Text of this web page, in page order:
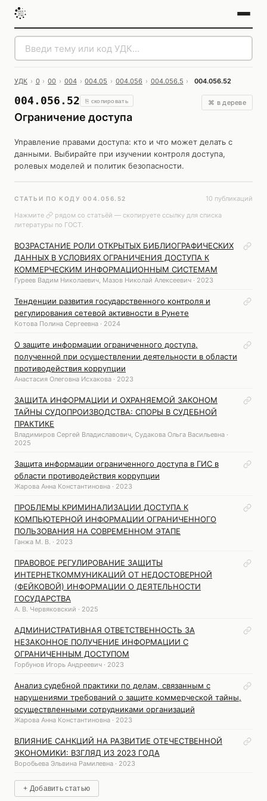
УДК › 0 › 00 › 004 › 004.05 › 004.056 › 004.056.5 › 004.056.52
004.056.52 ⎘ скопировать
Ограничение доступа
⌘ в дереве
Управление правами доступа: кто и что может делать с
данными. Выбирайте при изучении контроля доступа,
ролевых моделей и политик безопасности.
СТАТЬИ ПО КОДУ 004.056.52
10 публикаций
Нажмите
рядом со статьёй — скопируете ссылку для списка
литературы по ГОСТ.
ВОЗРАСТАНИЕ РОЛИ ОТКРЫТЫХ БИБЛИОГРАФИЧЕСКИХ
ДАННЫХ В УСЛОВИЯХ ОГРАНИЧЕНИЯ ДОСТУПА К
КОММЕРЧЕСКИМ ИНФОРМАЦИОННЫМ СИСТЕМАМ
Гуреев Вадим Николаевич, Мазов Николай Алексеевич · 2023
Тенденции развития государственного контроля и
регулирования сетевой активности в Рунете
Котова Полина Сергеевна · 2024
О защите информации ограниченного доступа,
полученной при осуществлении деятельности в области
противодействия коррупции
Анастасия Олеговна Исхакова · 2023
ЗАЩИТА ИНФОРМАЦИИ И ОХРАНЯЕМОЙ ЗАКОНОМ
ТАЙНЫ СУДОПРОИЗВОДСТВА: СПОРЫ В СУДЕБНОЙ
ПРАКТИКЕ
Владимиров Сергей Владиславович, Судакова Ольга Васильевна ·
2025
Защита информации ограниченного доступа в ГИС в
области противодействия коррупции
Жарова Анна Константиновна · 2023
ПРОБЛЕМЫ КРИМИНАЛИЗАЦИИ ДОСТУПА К
КОМПЬЮТЕРНОЙ ИНФОРМАЦИИ ОГРАНИЧЕННОГО
ПОЛЬЗОВАНИЯ НА СОВРЕМЕННОМ ЭТАПЕ
Ганжа М. В. · 2023
ПРАВОВОЕ РЕГУЛИРОВАНИЕ ЗАЩИТЫ
ИНТЕРНЕТКОММУНИКАЦИЙ ОТ НЕДОСТОВЕРНОЙ
(ФЕЙКОВОЙ) ИНФОРМАЦИИ О ДЕЯТЕЛЬНОСТИ
ГОСУДАРСТВА
А. В. Червяковский · 2025
АДМИНИСТРАТИВНАЯ ОТВЕТСТВЕННОСТЬ ЗА
НЕЗАКОННОЕ ПОЛУЧЕНИЕ ИНФОРМАЦИИ С
ОГРАНИЧЕННЫМ ДОСТУПОМ
Горбунов Игорь Андреевич · 2023
Анализ судебной практики по делам, связанным с
нарушениями требований о защите коммерческой тайны,
осуществленными сотрудниками организаций
Жарова Анна Константиновна · 2023
ВЛИЯНИЕ САНКЦИЙ НА РАЗВИТИЕ ОТЕЧЕСТВЕННОЙ
ЭКОНОМИКИ: ВЗГЛЯД ИЗ 2023 ГОДА
Воробьева Эльвина Рамилевна · 2023
+ Добавить статью